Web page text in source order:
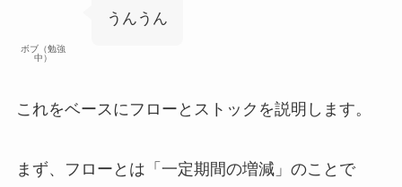
ボブ（勉強
中）
うんうん
これをベースにフローとストックを説明します。
まず、 フローとは「一定期間の増減」のこと で